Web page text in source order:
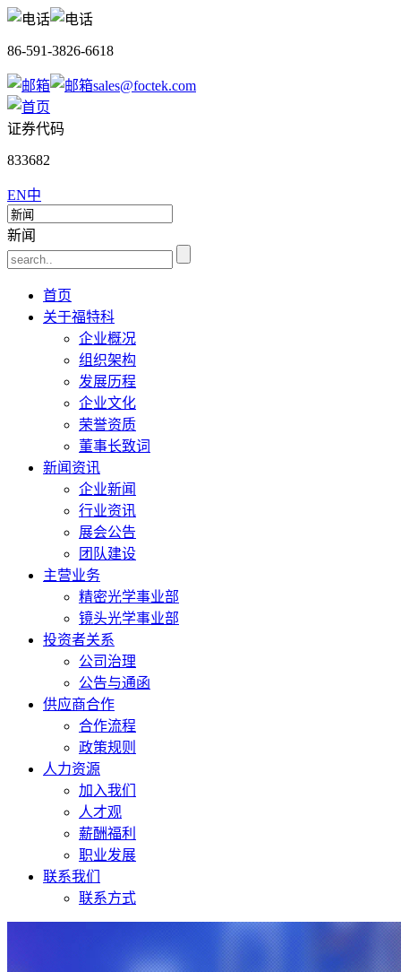
86-591-3826-6618
sales@foctek.com
证券代码
833682
EN中
新闻
首页
关于福特科
企业概况
组织架构
发展历程
企业文化
荣誉资质
董事长致词
新闻资讯
企业新闻
行业资讯
展会公告
团队建设
主营业务
精密光学事业部
镜头光学事业部
投资者关系
公司治理
公告与通函
供应商合作
合作流程
政策规则
人力资源
加入我们
人才观
薪酬福利
职业发展
联系我们
联系方式